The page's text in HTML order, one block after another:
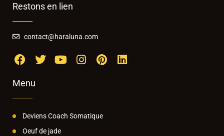
Restons en lien
contact@haraluna.com
Menu
Deviens Coach Somatique
Oeuf de jade